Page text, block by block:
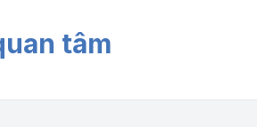
sở
1
VÀ
GIÁO
LUẬT
CẢM”
THÁNG
THỐNGtâm